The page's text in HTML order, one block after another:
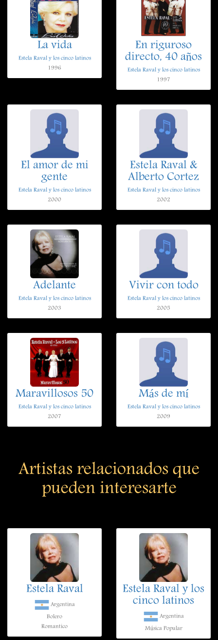
La vida
Estela Raval y los cinco latinos
1996
En riguroso
directo, 40 años
Estela Raval y los cinco latinos
1997
El amor de mi
gente
Estela Raval y los cinco latinos
2000
Estela Raval &
Alberto Cortez
Estela Raval y los cinco latinos
2002
Adelante
Estela Raval y los cinco latinos
2003
Vivir con todo
Estela Raval y los cinco latinos
2005
Maravillosos 50
Estela Raval y los cinco latinos
2007
Más de mí
Estela Raval y los cinco latinos
2009
Artistas relacionados que
pueden interesarte
Estela Raval
Argentina
Bolero
Romantico
Estela Raval y los
cinco latinos
Argentina
Música Popular